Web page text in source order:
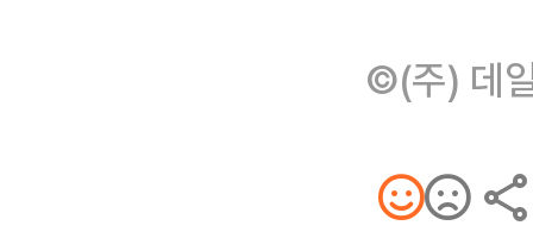
©(주) 데